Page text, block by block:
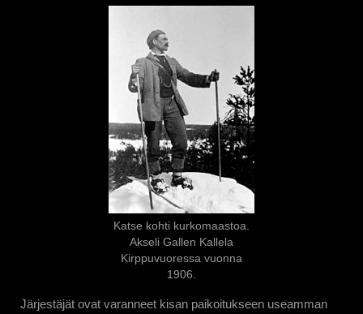
Katse kohti kurkomaastoa.
Akseli Gallen Kallela
Kirppuvuoressa vuonna
1906.
Järjestäjät ovat varanneet kisan paikoitukseen useamman